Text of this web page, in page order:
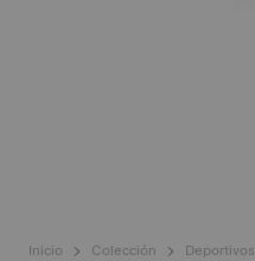
Inicio Colección Deportivos